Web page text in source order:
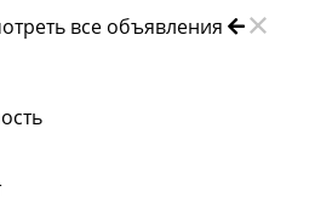
все объявления